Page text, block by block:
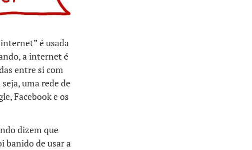
é usada
a internet é
entre si com
uma rede de
Facebook e os
dizem que
banido de usar a